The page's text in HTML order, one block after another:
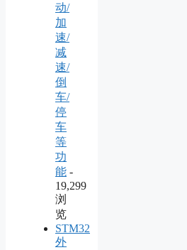
动/
加
速/
减
速/
倒
车/
停
车
等
功
能 -
19,299
浏
览
STM32
外